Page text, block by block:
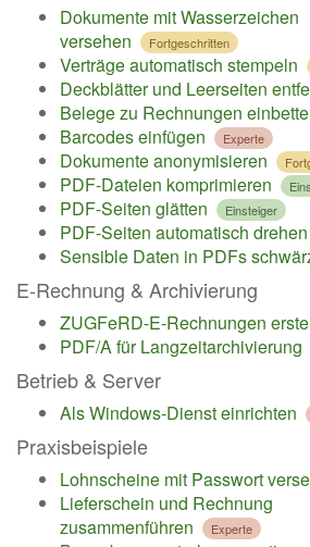
Dokumente mit Wasserzeichen
versehen
Fortgeschritten
Verträge automatisch stempeln
Deckblätter und Leerseiten
Belege zu Rechnungen
Barcodes einfügen Experte
Dokumente anonymisieren
PDF-Dateien komprimieren
PDF-Seiten glätten Einsteiger
PDF-Seiten automatisch drehen
Sensible Daten in PDFs
E-Rechnung & Archivierung
ZUGFeRD-E-Rechnungen
PDF/A für Langzeitarchivierung
Betrieb & Server
Als Windows-Dienst einrichten
Praxisbeispiele
Lohnscheine mit Passwort
Lieferschein und Rechnung
zusammenführen
Experte